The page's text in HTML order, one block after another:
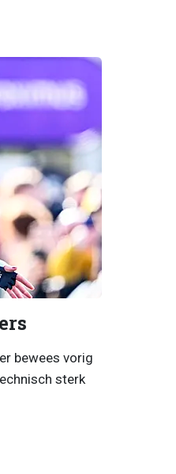
bewees vorig
sterk